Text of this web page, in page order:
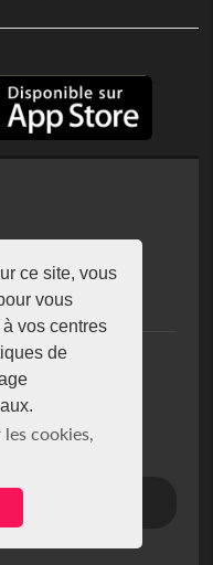
ce site, vous
vous
vos centres
de
cookies,